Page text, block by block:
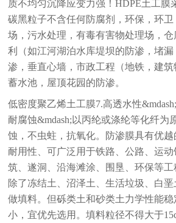
质不均匀沉降应变力强！HDPE土工膜
碳黑粒子不含任何防腐剂，环保，环
场，污水处理，有毒有害物处理场，
利（如江河湖泊水库堤坝的防渗，堵
渗，垂直心墙，市政工程（地铁，建
蓄水池，屋顶花园的防渗。
低密度聚乙烯土工膜7.高透水性
耐腐蚀&mdash;以丙纶或涤纶等化纤为
蚀，不虫蛀，抗氧化。防渗膜具有优越
耐用性、可广泛用于铁路、公路、运
筑、遂洞、沿海滩涂、围垦、环保等
除了冻结土、沼泽土、生活垃圾、白
做填料。但砾类土和砂类土力学性能
小，宜优先选用。填料粒径不得大于